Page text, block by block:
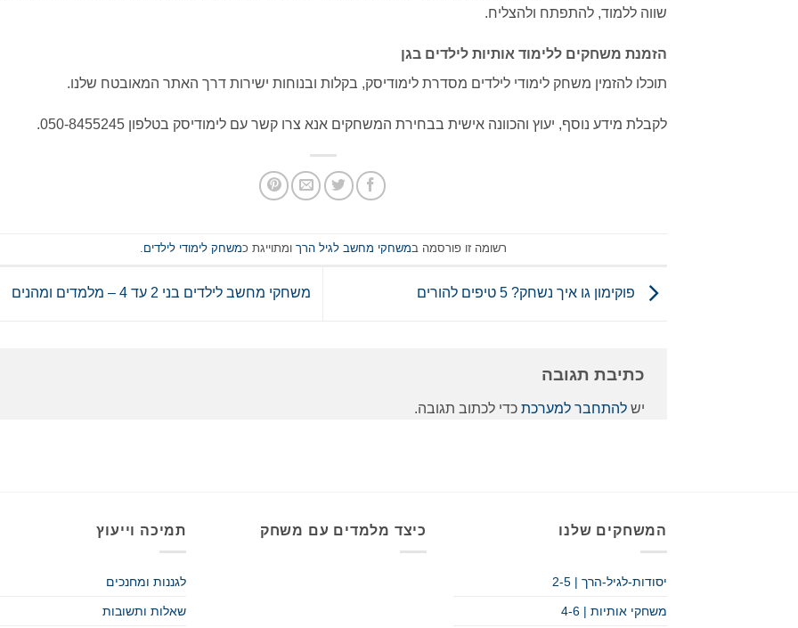
שווה ללמוד, להתפתח ולהצליח.
הזמנת משחקים ללימוד אותיות לילדים בגן
תוכלו להזמין משחק לימודי לילדים מסדרת לימודיסק, בקלות ובנוחות ישירות דרך האתר המאובטח שלנו.
לקבלת מידע נוסף, יעוץ והכוונה אישית בבחירת המשחקים אנא צרו קשר עם לימודיסק בטלפון 050-8455245.
רשומה זו פורסמה במשחקי מחשב לגיל הרך ומתוייגת כמשחק לימודי לילדים.
פוקימון גו איך נשחק? 5 טיפים להורים משחקי מחשב לילדים בני 2 עד 4 – מלמדים ומהנים
כתיבת תגובה
יש להתחבר למערכת כדי לכתוב תגובה.
המשחקים שלנו
יסודות-לגיל-הרך | 2-5
משחקי אותיות | 4-6
כיצד מלמדים עם משחק תמיכה וייעוץ
לגננות ומחנכים
שאלות ותשובות